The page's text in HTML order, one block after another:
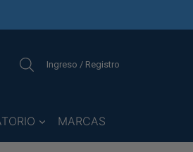
Ingreso / Registro
MARCAS